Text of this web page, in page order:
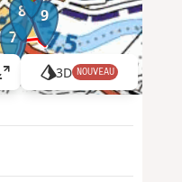
7
8 9
A
ff
e
3D NOUVEAU